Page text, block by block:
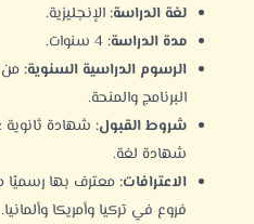
لغة الدراسة: الإنجليزية.
مدة الدراسة:
الرسوم الدراسية السنوية:
البرنامج والمنحة.
شروط القبول: شهادة ثانوية
شهادة لغة.
الاعترافات: معترف بها رسميًا
فروع في تركيا وأمريكا وألمانيا.